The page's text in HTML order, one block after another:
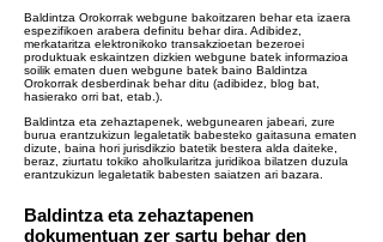
Baldintza Orokorrak webgune bakoitzaren behar eta izaera
espezifikoen arabera definitu behar dira. Adibidez,
merkataritza elektronikoko transakzioetan bezeroei
produktuak eskaintzen dizkien webgune batek informazioa
soilik ematen duen webgune batek baino Baldintza
Orokorrak desberdinak behar ditu (adibidez, blog bat,
hasierako orri bat, etab.).
Baldintza eta zehaztapenek, webgunearen jabeari, zure
burua erantzukizun legaletatik babesteko gaitasuna ematen
dizute, baina hori jurisdikzio batetik bestera alda daiteke,
beraz, ziurtatu tokiko aholkularitza juridikoa bilatzen duzula
erantzukizun legaletatik babesten saiatzen ari bazara.
Baldintza eta zehaztapenen
dokumentuan zer sartu behar den